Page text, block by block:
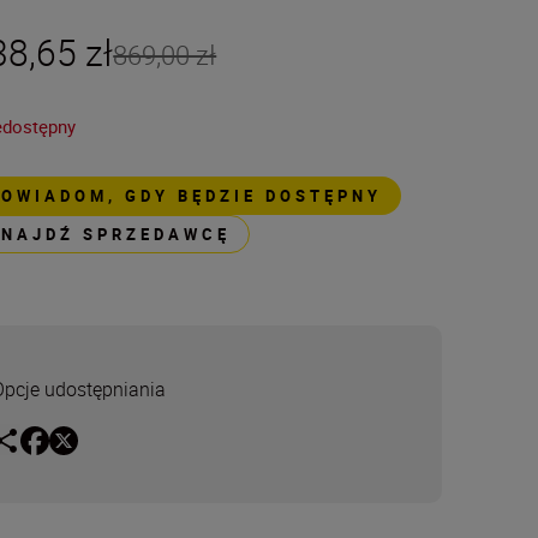
zł869,00 zł
GDY BĘDZIE DOSTĘPNY
SPRZEDAWCĘ
udostępniania